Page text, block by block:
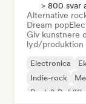
> 800 svar
Alternative
Dream pop
Giv kunstnere
lyd/produktion
Electronica
Indie-rock
Rock & Roll/